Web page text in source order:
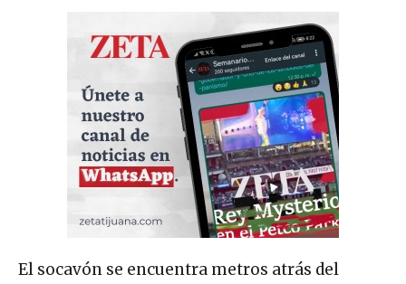
El socavón se encuentra metros atrás del